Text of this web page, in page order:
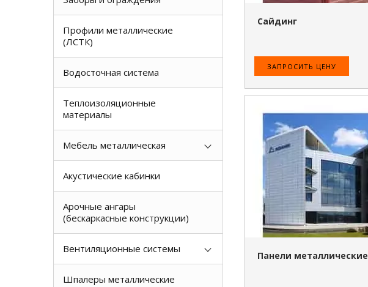
Сайдинг
ЗАПРОСИТЬ ЦЕНУ
ПОДРОБНЕЕ
Панели металлические
Профили металлические
(ЛСТК)
Водосточная система
Теплоизоляционные
материалы
Мебель металлическая
Акустические кабинки
Арочные ангары
(бескаркасные конструкции)
Вентиляционные системы
Шпалеры металлические